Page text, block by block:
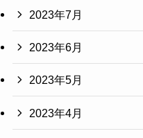
2023年7月
2023年6月
2023年5月
2023年4月